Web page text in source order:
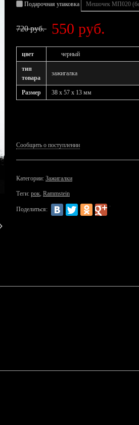
Подарочная упаковка
720 руб. 550 руб.
цвет черный
тип
товара
зажигалка
Размер 38 x 57 x 13 мм
Сообщить о поступлении
Категории: Зажигалки
Теги: рок, Rammstein
Поделиться: